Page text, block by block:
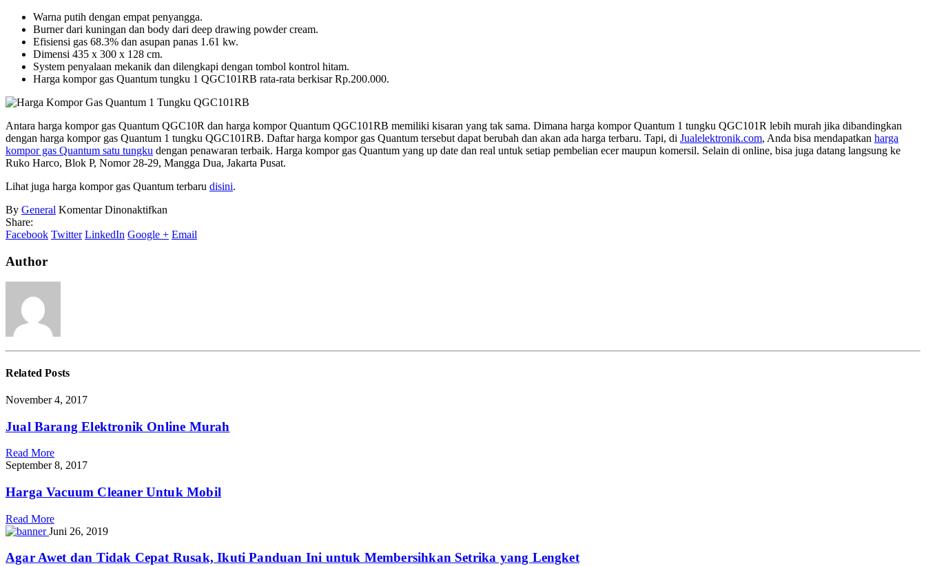
Warna putih dengan empat penyangga.
Burner dari kuningan dan body dari deep drawing powder cream.
Efisiensi gas 68.3% dan asupan panas 1.61 kw.
Dimensi 435 x 300 x 128 cm.
System penyalaan mekanik dan dilengkapi dengan tombol kontrol hitam.
Harga kompor gas Quantum tungku 1 QGC101RB rata-rata berkisar Rp.200.000.
Antara harga kompor gas Quantum QGC10R dan harga kompor Quantum QGC101RB memiliki kisaran yang tak sama. Dimana harga kompor Quantum 1 tungku QGC101R lebih murah jika dibandingkan
dengan harga kompor gas Quantum 1 tungku QGC101RB. Daftar harga kompor gas Quantum tersebut dapat berubah dan akan ada harga terbaru. Tapi, di Jualelektronik.com, Anda bisa mendapatkan harga
kompor gas Quantum satu tungku dengan penawaran terbaik. Harga kompor gas Quantum yang up date dan real untuk setiap pembelian ecer maupun komersil. Selain di online, bisa juga datang langsung ke
Ruko Harco, Blok P, Nomor 28-29, Mangga Dua, Jakarta Pusat.
Lihat juga harga kompor gas Quantum terbaru disini.
By General Komentar Dinonaktifkan
Kompor
Share:
Facebook Twitter LinkedIn Google + Email
Author
RelatedPosts
November 4, 2017
Jual Barang Elektronik Online Murah
Read More
September 8, 2017
Harga Vacuum Cleaner Untuk Mobil
Read More
Juni 26, 2019
Agar Awet dan Tidak Cepat Rusak, Ikuti Panduan Ini untuk Membersihkan Setrika yang Lengket